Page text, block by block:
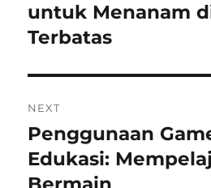
post:
untuk Menanam
Terbatas
NEXT
Next
post:
Penggunaan
Edukasi: